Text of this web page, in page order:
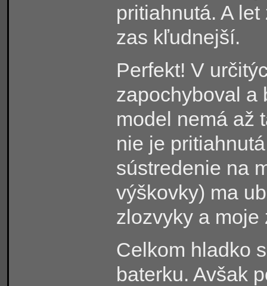
pritiahnutá. A
zas kľudnejší.
Perfekt! V
zapochyboval a
model nemá až
nie je
sústredenie na
výškovky) ma
zlozvyky a
Celkom hladko
baterku. Avšak